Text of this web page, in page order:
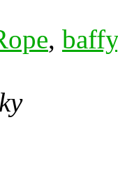
, baffy